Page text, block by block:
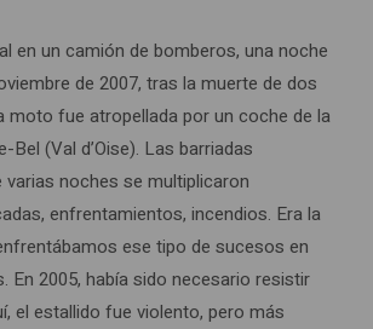
en un camión de bomberos, una noche
de 2007, tras la muerte de dos
moto fue atropellada por un coche de la
Bel (Val d’Oise). Las barriadas
varias noches se multiplicaron
enfrentamientos, incendios. Era la
ese tipo de sucesos en
En 2005, había sido necesario resistir
el estallido fue violento, pero más